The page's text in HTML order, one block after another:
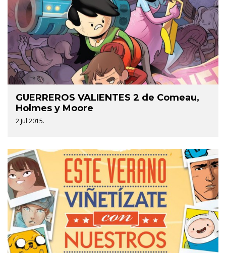
GUERREROS VALIENTES 2 de Comeau,
Holmes y Moore
2 Jul 2015.